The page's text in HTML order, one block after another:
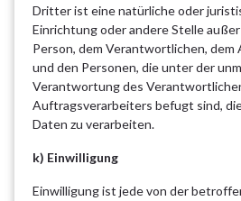
Dritter ist eine natürliche oder
Einrichtung oder andere Stelle
Person, dem Verantwortlichen,
und den Personen, die unter der
Verantwortung des
Auftragsverarbeiters befugt sind,
Daten zu verarbeiten.
k) Einwilligung
Einwilligung ist jede von der